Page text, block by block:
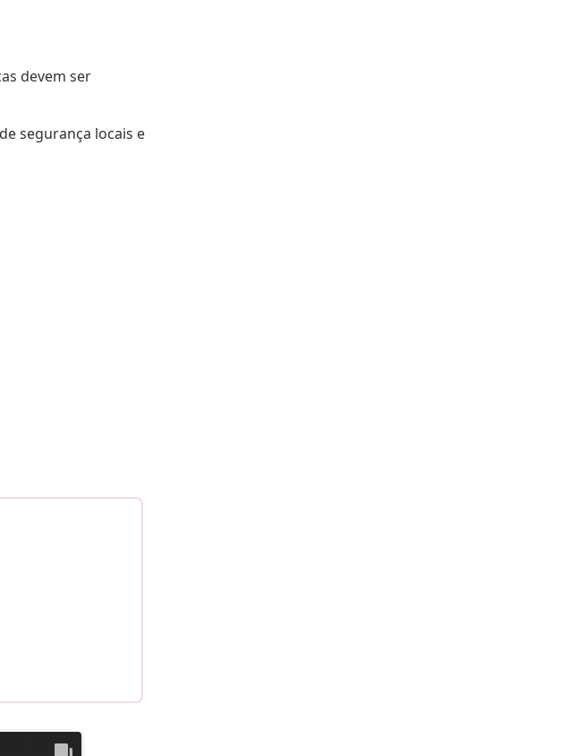
devem ser
segurança locais e